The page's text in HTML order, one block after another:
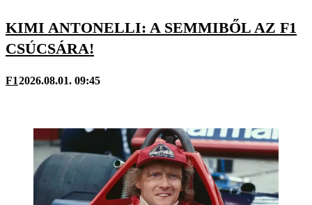
KIMI ANTONELLI: A SEMMIBŐL AZ F1
CSÚCSÁRA!
F12026.08.01. 09:45